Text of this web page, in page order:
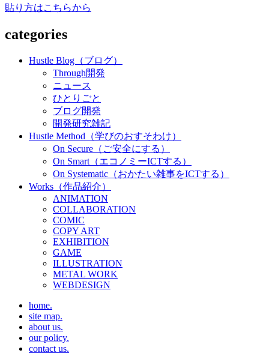
貼り方はこちらから
categories
Hustle Blog（ブログ）
Through開発
ニュース
ひとりごと
ブログ開発
開発研究雑記
Hustle Method（学びのおすそわけ）
On Secure（ご安全にする）
On Smart（エコノミーICTする）
On Systematic（おかたい雑事をICTする）
Works（作品紹介）
ANIMATION
COLLABORATION
COMIC
COPY ART
EXHIBITION
GAME
ILLUSTRATION
METAL WORK
WEBDESIGN
home.
site map.
about us.
our policy.
contact us.